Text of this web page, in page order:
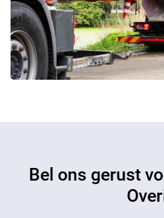
Bel ons gerust